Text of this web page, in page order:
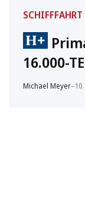
SCHIFFFAHRT
16.000-
Michael Meyer–